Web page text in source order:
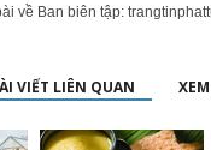
về Ban biên tập:
VIẾT LIÊN QUAN